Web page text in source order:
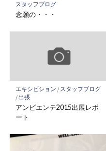
スタッフブログ
念願の・・・
エキシビション / スタッフブログ
/出張
アンビエンテ2015出展レポ
ート